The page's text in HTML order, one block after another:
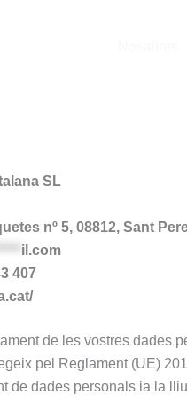
SL
nº 5, 08812, Sant
il.com
407
de les vostres dades
pel Reglament (UE)
de dades personals ia la